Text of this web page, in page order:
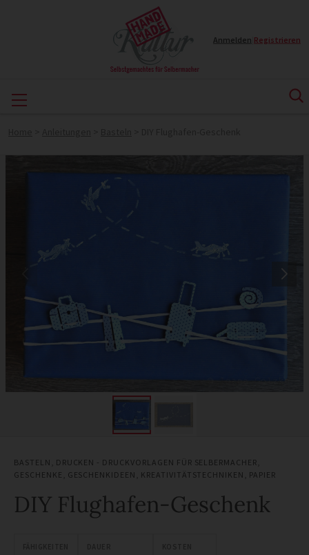
Anmelden Registrieren
BASTELN DRUCKEN - DRUCKVORLAGEN FÜR SELBERMACHER
GESCHENKE
GESCHENKIDEEN KREATIVITÄTSTECHNIKEN PAPIER
DIY Flughafen-Geschenk